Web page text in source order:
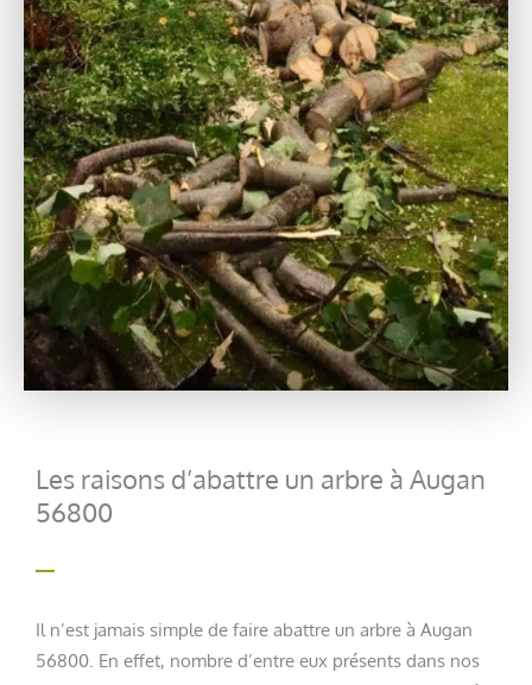
Les raisons d’abattre un arbre à Augan
56800
Il n’est jamais simple de faire abattre un arbre à Augan
56800. En effet, nombre d’entre eux présents dans nos